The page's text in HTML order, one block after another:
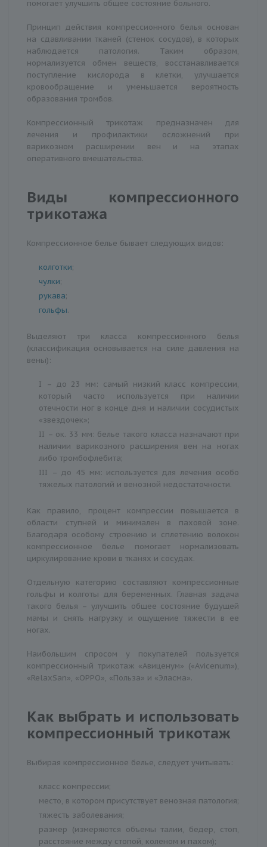
помогает улучшить общее состояние больного.
Принцип действия компрессионного белья основан
на сдавливании тканей (стенок сосудов), в которых
наблюдается патология. Таким образом,
нормализуется обмен веществ, восстанавливается
поступление кислорода в клетки, улучшается
кровообращение и уменьшается вероятность
образования тромбов.
Компрессионный трикотаж предназначен для
лечения и профилактики осложнений при
варикозном расширении вен и на этапах
оперативного вмешательства.
Виды компрессионного
трикотажа
Компрессионное белье бывает следующих видов:
колготки;
чулки;
рукава;
гольфы.
Выделяют три класса компрессионного белья
(классификация основывается на силе давления на
вены):
I – до 23 мм: самый низкий класс компрессии,
который часто используется при наличии
отечности ног в конце дня и наличии сосудистых
«звездочек»;
II – ок. 33 мм: белье такого класса назначают при
наличии варикозного расширения вен на ногах
либо тромбофлебита;
III – до 45 мм: используется для лечения особо
тяжелых патологий и венозной недостаточности.
Как правило, процент компрессии повышается в
области ступней и минимален в паховой зоне.
Благодаря особому строению и сплетению волокон
компрессионное белье помогает нормализовать
циркулирование крови в тканях и сосудах.
Отдельную категорию составляют компрессионные
гольфы и колготы для беременных. Главная задача
такого белья – улучшить общее состояние будущей
мамы и снять нагрузку и ощущение тяжести в ее
ногах.
Наибольшим спросом у покупателей пользуется
компрессионный трикотаж «Авиценум» («Avicenum»),
«RelaxSan», «OPPO», «Польза» и «Эласма».
Как выбрать и использовать
компрессионный трикотаж
Выбирая компрессионное белье, следует учитывать:
класс компрессии;
место, в котором присутствует венозная патология;
тяжесть заболевания;
размер (измеряются объемы талии, бедер, стоп,
расстояние между стопой, коленом и пахом);